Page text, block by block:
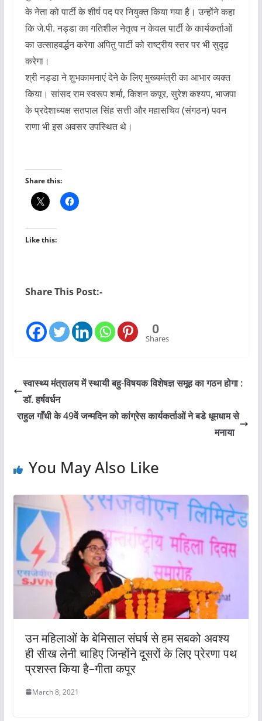
के नेता को पार्टी के शीर्ष पद पर नियुक्त किया गया है। उन्होंने कहा
कि जे.पी. नड्डा का गतिशील नेतृत्व न केवल पार्टी के कार्यकर्ताओं
का उत्साहवर्द्धन करेगा अपितु पार्टी को राष्ट्रीय स्तर पर भी सुदृढ़
करेगा।
श्री नड्डा ने शुभकामनाएं देने के लिए मुख्यमंत्री का आभार व्यक्त
किया। सांसद राम स्वरूप शर्मा, किशन कपूर, सुरेश कश्यप, भाजपा
के प्रदेशाध्यक्ष सतपाल सिंह सत्ती और महासचिव (संगठन) पवन
राणा भी इस अवसर उपस्थित थे।
Share this:
Like this:
Share This Post:-
0
Shares
स्‍वास्‍थ्‍य मंत्रालय में स्‍थायी बहु-विषयक विशेषज्ञ समूह का गठन होगा :
डॉ. हर्षवर्धन
राहुल गाँधी के 49वें जन्मदिन को कांग्रेस कार्यकर्ताओं ने बडे धूमधाम से
मनाया
You May Also Like
उन महिलाओं के बेमिसाल संघर्ष से हम सबको अवश्य
ही सीख लेनी चाहिए जिन्होंने दूसरों के लिए प्रेरणा पथ
प्रशस्त किया है–गीता कपूर
March 8, 2021